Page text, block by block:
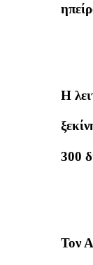
Η
300
Τον